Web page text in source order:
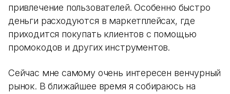
привлечение пользователей. Особенно быстро
деньги расходуются в маркетплейсах, где
приходится покупать клиентов с помощью
промокодов и других инструментов.
Сейчас мне самому очень интересен венчурный
рынок. В ближайшее время я собираюсь на